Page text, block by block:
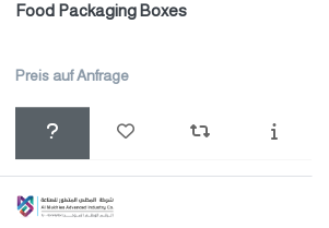
Food Packaging Boxes
Preis auf Anfrage